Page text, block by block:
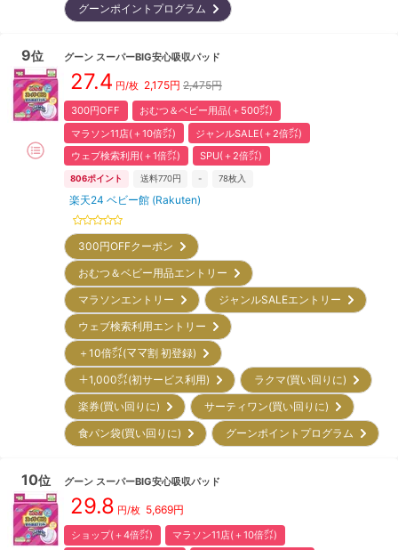
グーンポイントプログラム
9位 グーン スーパーBIG安心吸収パッド
27.4 円/枚 2,175円 2,475円
300円OFF
おむつ＆ベビー用品(＋500㌽)
マラソン11店(＋10倍㌽)
ジャンルSALE(＋2倍㌽)
ウェブ検索利用(＋1倍㌽)
SPU(＋2倍㌽)
806ポイント 送料770円 - 78枚入
楽天24 ベビー館 (Rakuten)
300円OFFクーポン
おむつ＆ベビー用品エントリー
マラソンエントリー
ジャンルSALEエントリー
ウェブ検索利用エントリー
＋10倍㌽(ママ割 初登録)
＋1,000㌽(初サービス利用)
ラクマ(買い回りに)
楽券(買い回りに)
サーティワン(買い回りに)
食パン袋(買い回りに)
グーンポイントプログラム
10位 グーン スーパーBIG安心吸収パッド
29.8 円/枚 5,669円
ショップ(＋4倍㌽)
マラソン11店(＋10倍㌽)